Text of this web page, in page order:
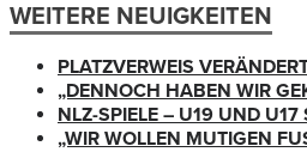
WEITERE NEUIGKEITEN
PLATZVERWEIS
„DENNOCH HABEN WIR
NLZ-SPIELE – U19 UND
„WIR WOLLEN MUTIGEN